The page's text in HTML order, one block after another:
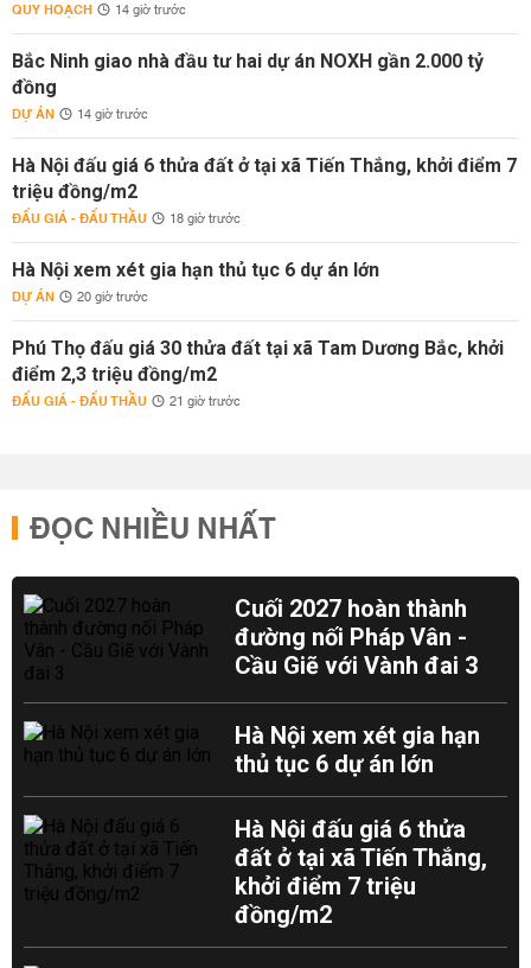
QUY HOẠCH 14 giờ trước
Bắc Ninh giao nhà đầu tư hai dự án NOXH gần 2.000 tỷ
đồng
DỰ ÁN 14 giờ trước
Hà Nội đấu giá 6 thửa đất ở tại xã Tiến Thắng, khởi điểm 7
triệu đồng/m2
ĐẤU GIÁ - ĐẤU THẦU 18 giờ trước
Hà Nội xem xét gia hạn thủ tục 6 dự án lớn
DỰ ÁN 20 giờ trước
Phú Thọ đấu giá 30 thửa đất tại xã Tam Dương Bắc, khởi
điểm 2,3 triệu đồng/m2
ĐẤU GIÁ - ĐẤU THẦU 21 giờ trước
ĐỌC NHIỀU NHẤT
Cuối 2027 hoàn thành
đường nối Pháp Vân -
Cầu Giẽ với Vành đai 3
Hà Nội xem xét gia hạn
thủ tục 6 dự án lớn
Hà Nội đấu giá 6 thửa
đất ở tại xã Tiến Thắng,
khởi điểm 7 triệu
đồng/m2